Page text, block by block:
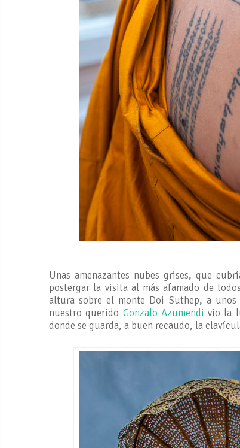
Unas amenazantes nubes grises, que
postergar la visita al más afamado de
altura sobre el monte Doi Suthep, a
nuestro querido Gonzalo Azumendi vio la
donde se guarda, a buen recaudo, la